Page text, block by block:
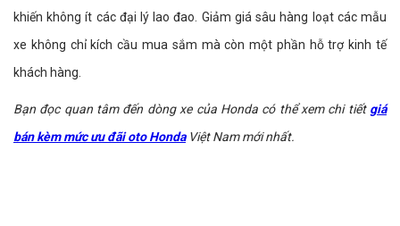
khiến không ít các đại lý lao đao. Giảm giá sâu hàng loạt các mẫu
xe không chỉ kích cầu mua sắm mà còn một phần hỗ trợ kinh tế
khách hàng.
Bạn đọc quan tâm đến dòng xe của Honda có thể xem chi tiết giá
bán kèm mức ưu đãi oto HondaViệt Nam mới nhất.